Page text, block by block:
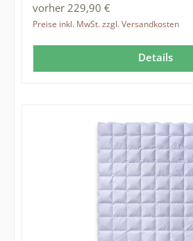
vorher 229,90 €
Preise inkl. MwSt. zzgl. Versandkosten
Details